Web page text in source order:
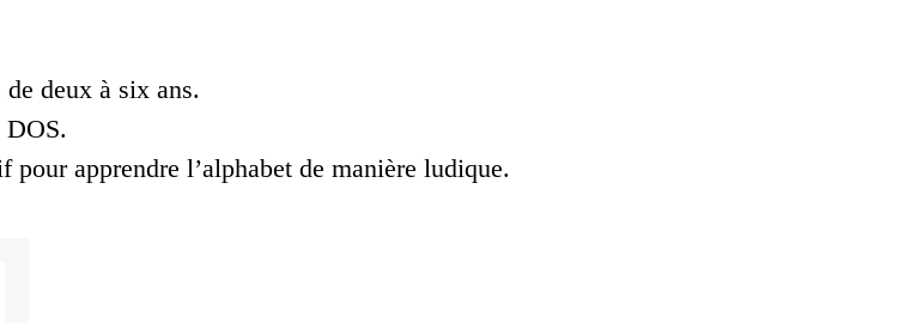
deux à six ans.
apprendre l’alphabet de manière ludique.